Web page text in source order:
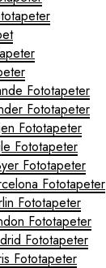
Fototapeter
Fototapeter
Fototapeter
Fototapeter
Fototapeter
Fototapeter
Fototapeter
Fototapeter
Fototapeter
Fototapeter